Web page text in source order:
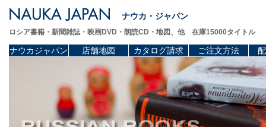
ナウカ・ジャパン
ロシア書籍・新聞雑誌・映画DVD・朗読CD・地図、他 在庫15000タイトル
ナウカジャパン 店舗地図 カタログ請求 ご注文方法